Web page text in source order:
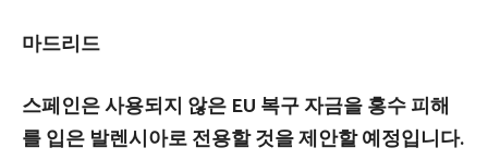
마드리드
스페인은 사용되지 않은 EU 복구 자금을 홍수 피해
를 입은 발렌시아로 전용할 것을 제안할 예정입니다.